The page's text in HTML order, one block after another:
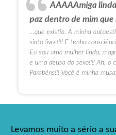
AAAAAmiga
paz dentro de mim
…que existia. A minha
sinto livre!!!! E tenho
Eu sou uma mulher linda,
e uma deusa do sexo!!!! Ah, o
Parabéns!!! Você é minha
Levamos muito a sério a